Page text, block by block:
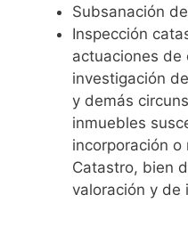
Subsanación
Inspección
actuaciones de
investigación
y demás
inmuebles
incorporación
Catastro, bien
valoración y de